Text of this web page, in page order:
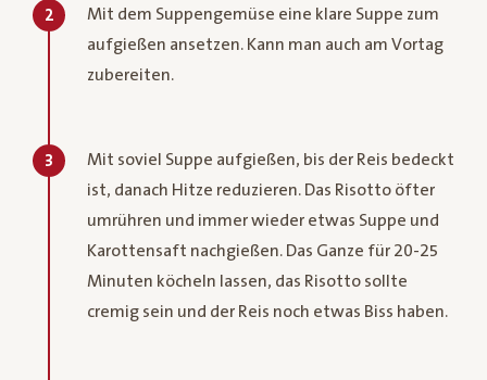
2
Mit dem Suppengemüse eine klare Suppe zum
aufgießen ansetzen. Kann man auch am Vortag
zubereiten.
3
Mit soviel Suppe aufgießen, bis der Reis bedeckt
ist, danach Hitze reduzieren. Das Risotto öfter
umrühren und immer wieder etwas Suppe und
Karottensaft nachgießen. Das Ganze für 20-25
Minuten köcheln lassen, das Risotto sollte
cremig sein und der Reis noch etwas Biss haben.